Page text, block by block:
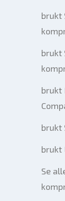
brukt
brukt
brukt
brukt
brukt
Se